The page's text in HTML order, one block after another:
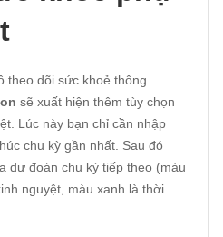
theo dõi sức khoẻ thông
sẽ xuất hiện thêm tùy chọn
Lúc này bạn chỉ cần nhập
chu kỳ gần nhất. Sau đó
dự đoán chu kỳ tiếp theo (màu
nguyệt, màu xanh là thời